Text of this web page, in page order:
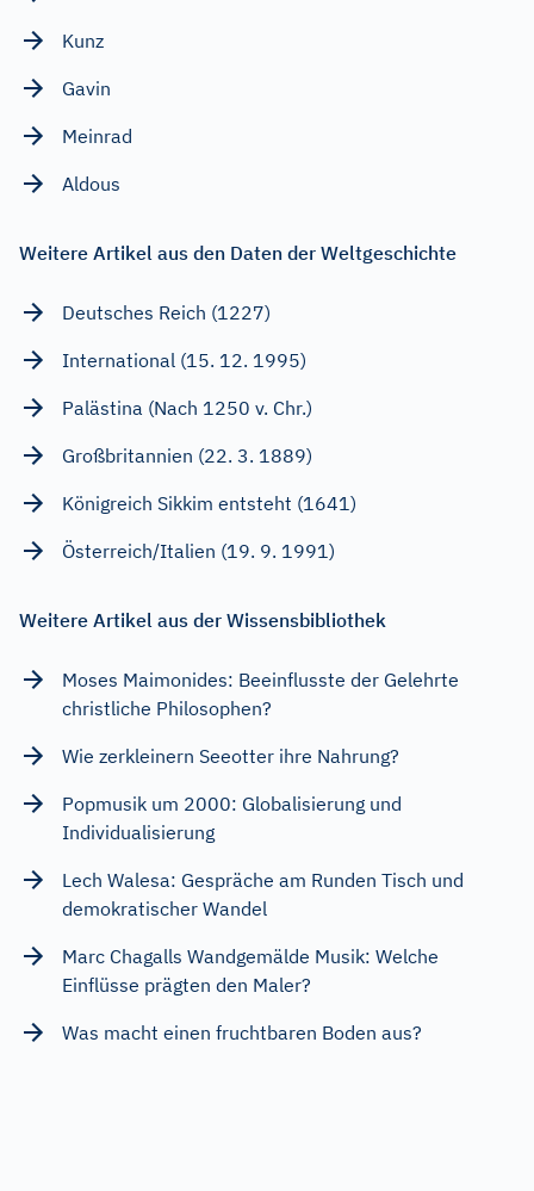
Kunz
Gavin
Meinrad
Aldous
Weitere Artikel aus den Daten der Weltgeschichte
Deutsches Reich (1227)
International (15. 12. 1995)
Palästina (Nach 1250 v. Chr.)
Großbritannien (22. 3. 1889)
Königreich Sikkim entsteht (1641)
Österreich/Italien (19. 9. 1991)
Weitere Artikel aus der Wissensbibliothek
Moses Maimonides: Beeinflusste der Gelehrte
christliche Philosophen?
Wie zerkleinern Seeotter ihre Nahrung?
Popmusik um 2000: Globalisierung und
Individualisierung
Lech Walesa: Gespräche am Runden Tisch und
demokratischer Wandel
Marc Chagalls Wandgemälde Musik: Welche
Einflüsse prägten den Maler?
Was macht einen fruchtbaren Boden aus?